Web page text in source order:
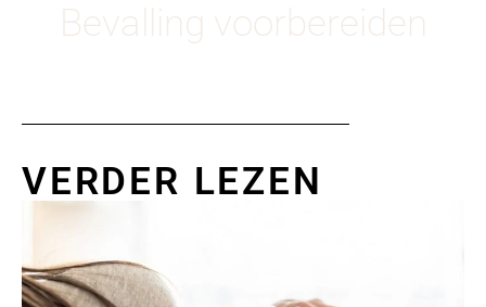
Bevalling voorbereiden
VERDER LEZEN